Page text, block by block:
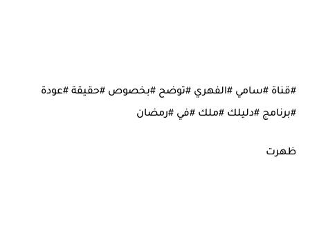
#قناة #سامي #الفهري #توضح #بخصوص #حقيقة #عودة
#برنامج #دليلك #ملك #في #رمضان
ظهرت